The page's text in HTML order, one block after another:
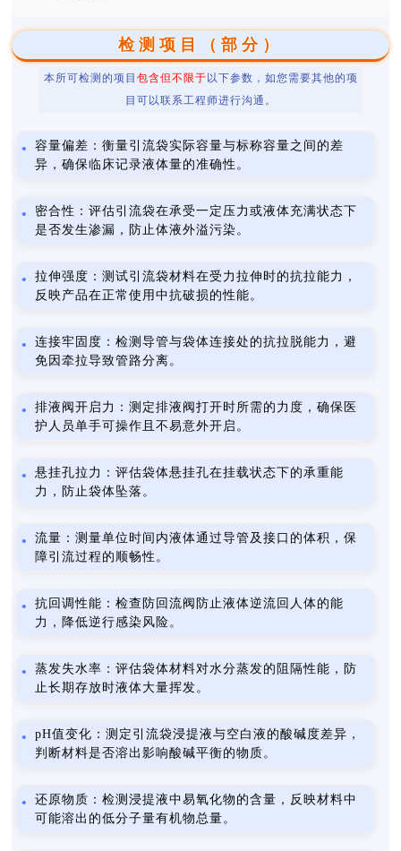
检测项目（部分）
本所可检测的项目 包含但不限于 以下参数，如您需要其他的项
目可以联系工程师进行沟通。
容量偏差：衡量引流袋实际容量与标称容量之间的差
异，确保临床记录液体量的准确性。
密合性：评估引流袋在承受一定压力或液体充满状态下
是否发生渗漏，防止体液外溢污染。
拉伸强度：测试引流袋材料在受力拉伸时的抗拉能力，
反映产品在正常使用中抗破损的性能。
连接牢固度：检测导管与袋体连接处的抗拉脱能力，避
免因牵拉导致管路分离。
排液阀开启力：测定排液阀打开时所需的力度，确保医
护人员单手可操作且不易意外开启。
悬挂孔拉力：评估袋体悬挂孔在挂载状态下的承重能
力，防止袋体坠落。
流量：测量单位时间内液体通过导管及接口的体积，保
障引流过程的顺畅性。
抗回调性能：检查防回流阀防止液体逆流回人体的能
力，降低逆行感染风险。
蒸发失水率：评估袋体材料对水分蒸发的阻隔性能，防
止长期存放时液体大量挥发。
pH值变化：测定引流袋浸提液与空白液的酸碱度差异，
判断材料是否溶出影响酸碱平衡的物质。
还原物质：检测浸提液中易氧化物的含量，反映材料中
可能溶出的低分子量有机物总量。